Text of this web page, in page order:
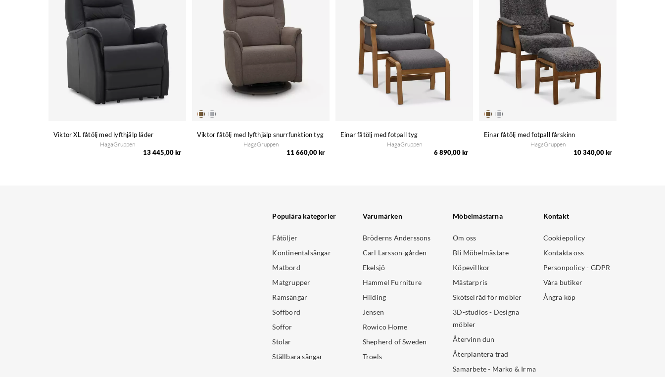
Viktor XL fåtölj med lyfthjälp läder
HagaGruppen
13 445,00 kr
Viktor fåtölj med lyfthjälp snurrfunktion tyg
HagaGruppen
11 660,00 kr
Einar fåtölj med fotpall tyg
HagaGruppen
6 890,00 kr
Einar fåtölj med fotpall fårskinn
HagaGruppen
10 340,00 kr
Populära kategorier
Fåtöljer
Kontinentalsängar
Matbord
Matgrupper
Ramsängar
Soffbord
Soffor
Stolar
Ställbara sängar
Varumärken
Bröderns Anderssons
Carl Larsson-gården
Ekelsjö
Hammel Furniture
Hilding
Jensen
Rowico Home
Shepherd of Sweden
Troels
Möbelmästarna
Om oss
Bli Möbelmästare
Köpevillkor
Mästarpris
Skötselråd för möbler
3D-studios - Designa
möbler
Återvinn dun
Återplantera träd
Samarbete - Marko & Irma
Kontakt
Cookiepolicy
Kontakta oss
Personpolicy - GDPR
Våra butiker
Ångra köp